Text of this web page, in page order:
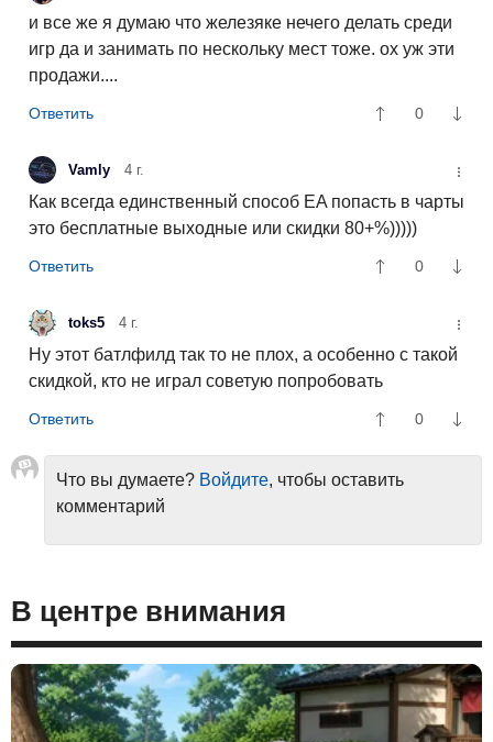
и все же я думаю что железяке нечего делать среди
игр да и занимать по нескольку мест тоже. ох уж эти
продажи....
0
Vamly 4 г.
Как всегда единственный способ EA попасть в чарты
это бесплатные выходные или скидки 80+%)))))
0
toks5 4 г.
Ну этот батлфилд так то не плох, а особенно с такой
скидкой, кто не играл советую попробовать
0
Что вы думаете? Войдите, чтобы оставить
комментарий
В центре внимания